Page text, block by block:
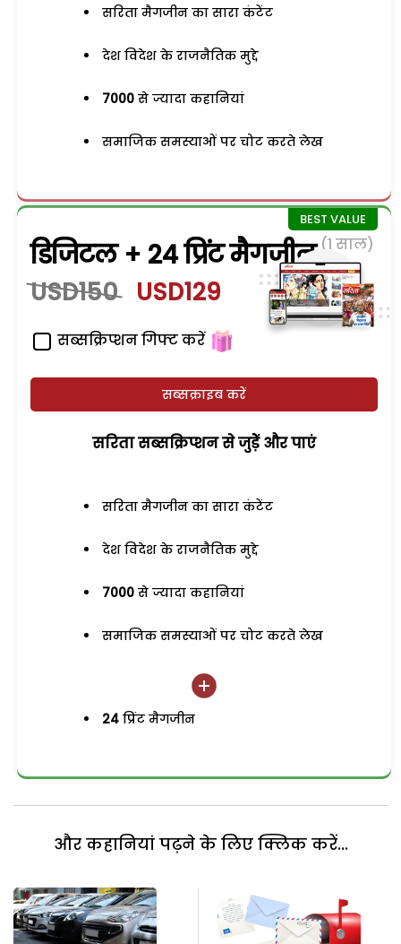
सरिता मैगजीन का सारा कंटेंट
देश विदेश के राजनैतिक मुद्दे
7000 से ज्यादा कहानियां
समाजिक समस्याओं पर चोट करते लेख
डिजिटल + 24 प्रिंट मैगजीन (1 साल)
USD150 USD129
सब्सक्रिप्शन गिफ्ट करें
सब्सक्राइब करें
सरिता सब्सक्रिप्शन से जुड़ेें और पाएं
सरिता मैगजीन का सारा कंटेंट
देश विदेश के राजनैतिक मुद्दे
7000 से ज्यादा कहानियां
समाजिक समस्याओं पर चोट करते लेख
24 प्रिंट मैगजीन
और कहानियां पढ़ने के लिए क्लिक करें...